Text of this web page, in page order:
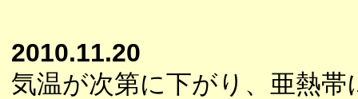
2010.11.20
気温が次第に下がり、亜熱